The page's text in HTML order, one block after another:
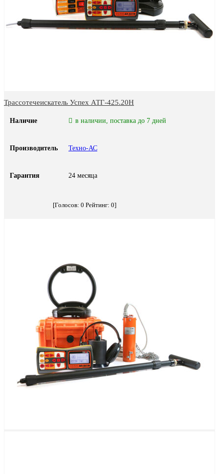
Трассотечеискатель Успех АТГ-425.20Н
Наличие в наличии, поставка до 7 дней
Производитель Техно-АС
Гарантия 24 месяца
[Голосов: 0 Рейтинг: 0]